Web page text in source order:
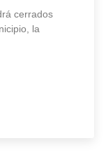
cerrados
la